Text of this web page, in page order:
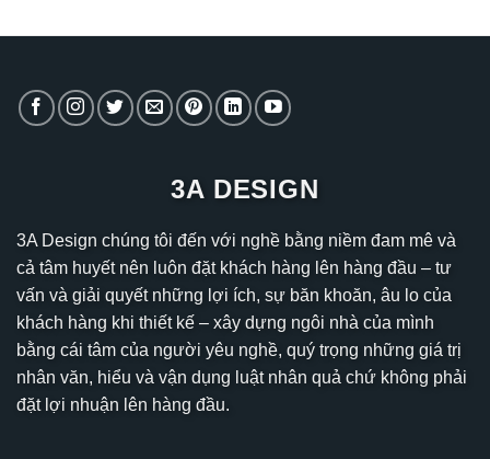
3A DESIGN
3A Design chúng tôi đến với nghề bằng niềm đam mê và
cả tâm huyết nên luôn đặt khách hàng lên hàng đầu – tư
vấn và giải quyết những lợi ích, sự băn khoăn, âu lo của
khách hàng khi thiết kế – xây dựng ngôi nhà của mình
bằng cái tâm của người yêu nghề, quý trọng những giá trị
nhân văn, hiểu và vận dụng luật nhân quả chứ không phải
đặt lợi nhuận lên hàng đầu.